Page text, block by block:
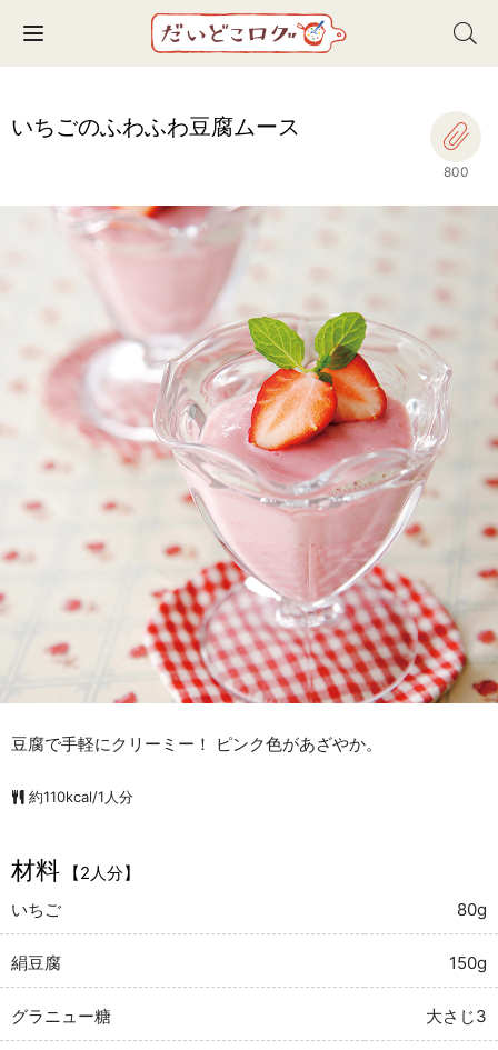
Toggle navigation
いちごのふわふわ豆腐ムース
800
豆腐で手軽にクリーミー！ ピンク色があざやか。
約110kcal/1人分
材料
【2人分】
いちご
80g
絹豆腐 150g
グラニュー糖 大さじ3